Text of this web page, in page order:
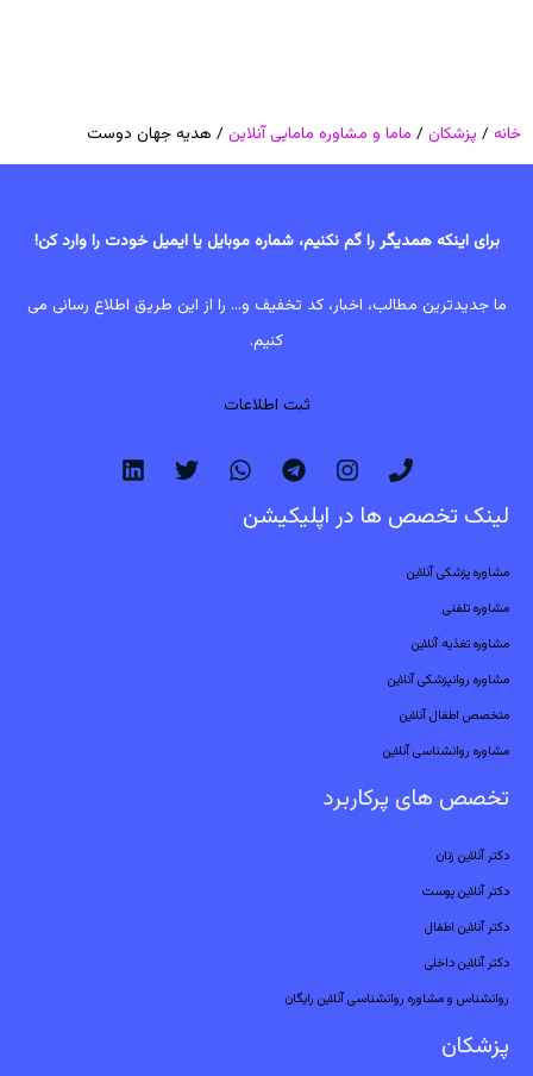
خانه / پزشکان / ماما و مشاوره مامایی آنلاین / هدیه جهان دوست
برای اینکه همدیگر را گم نکنیم، شماره موبایل یا ایمیل خودت را وارد کن!
ما جدیدترین مطالب، اخبار، کد تخفیف و... را از این طریق اطلاع رسانی می
کنیم.
ثبت اطلاعات
لینک تخصص ها در اپلیکیشن
مشاوره پزشکی آنلاین
مشاوره تلفنی
مشاوره تغذیه آنلاین
مشاوره روانپزشکی آنلاین
متخصص اطفال آنلاین
مشاوره روانشناسی آنلاین
تخصص های پرکاربرد
دکتر آنلاین زنان
دکتر آنلاین پوست
دکتر آنلاین اطفال
دکتر آنلاین داخلی
روانشناس و مشاوره روانشناسی آنلاین رایگان
پزشکان